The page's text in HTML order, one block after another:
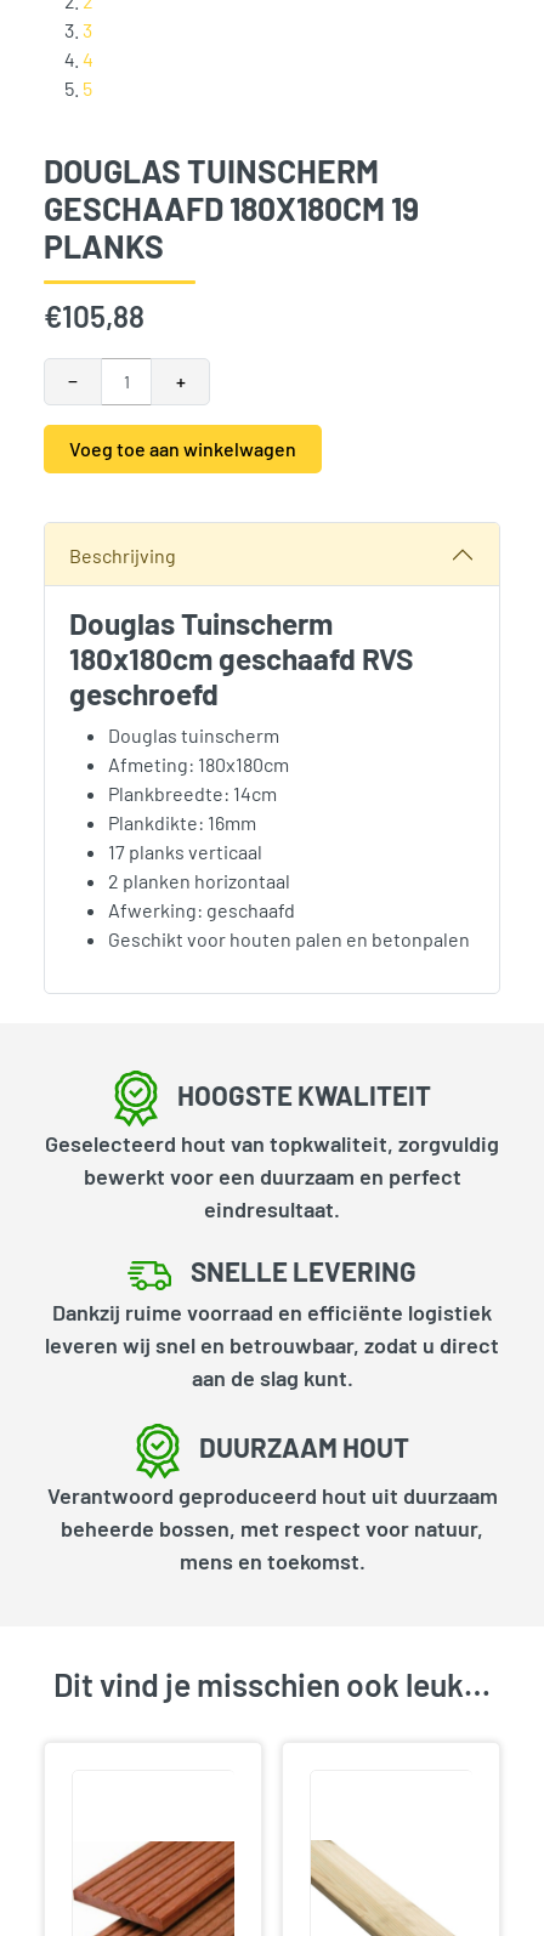
3
4
5
DOUGLAS TUINSCHERM
GESCHAAFD 180X180CM 19
PLANKS
€105,88
− +
Voeg toe aan winkelwagen
Beschrijving
Douglas Tuinscherm
180x180cm geschaafd RVS
geschroefd
Douglas tuinscherm
Afmeting: 180x180cm
Plankbreedte: 14cm
Plankdikte: 16mm
17 planks verticaal
2 planken horizontaal
Afwerking: geschaafd
Geschikt voor houten palen en betonpalen
HOOGSTE KWALITEIT
Geselecteerd hout van topkwaliteit, zorgvuldig
bewerkt voor een duurzaam en perfect
eindresultaat.
SNELLE LEVERING
Dankzij ruime voorraad en efficiënte logistiek
leveren wij snel en betrouwbaar, zodat u direct
aan de slag kunt.
DUURZAAM HOUT
Verantwoord geproduceerd hout uit duurzaam
beheerde bossen, met respect voor natuur,
mens en toekomst.
Dit vind je misschien ook leuk…